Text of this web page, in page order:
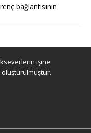
bağlantısının
işine